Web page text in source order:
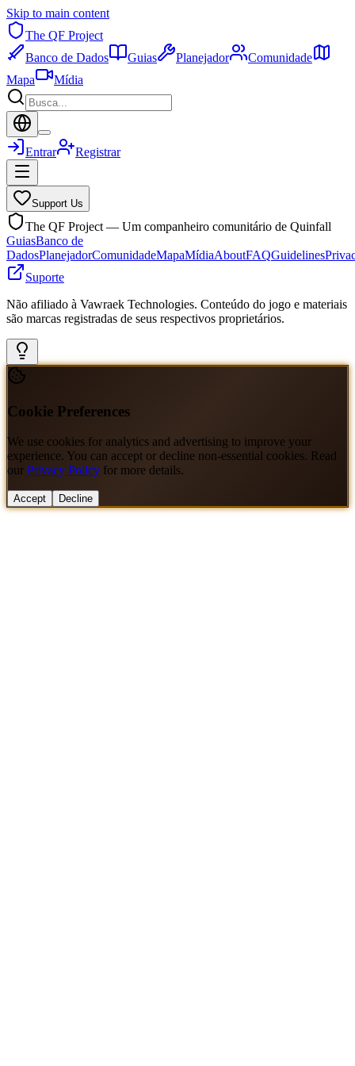
Skip to main content
The QF Project
Banco de Dados
Guias Planejador
Comunidade
Mapa
Mídia
Entrar Registrar
Support Us
The QF Project — Um companheiro comunitário de Quinfall
GuiasBanco de
DadosPlanejadorComunidadeMapaMídiaAboutFAQGuidelines
Suporte
Não afiliado à Vawraek Technologies. Conteúdo do jogo e materiais
são marcas registradas de seus respectivos proprietários.
Cookie Preferences
We use cookies for analytics and advertising to improve your
experience. You can accept or decline non-essential cookies. Read
our Privacy Policy for more details.
Accept Decline